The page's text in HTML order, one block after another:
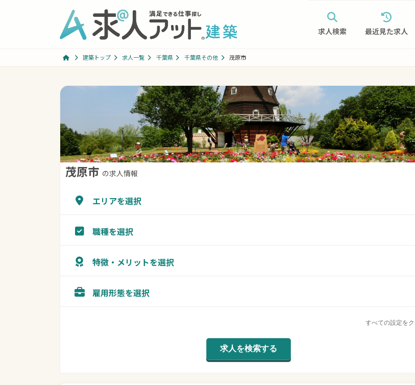
へ
ョ
求人検索 最近見た求人
建築トップ 求人一覧 千葉県 千葉県その他 茂原市
コ
ン
ツ
へ
ス
キ
ナ
ー
シ
ョ
ン
に茂原市 の求人情報
エリアを選択
職種を選択
特徴・メリットを選択
雇用形態を選択
すべての設定を